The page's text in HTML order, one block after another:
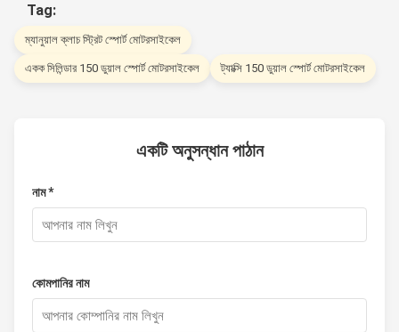
Tag:
ম্যানুয়াল ক্লাচ স্ট্রিট স্পোর্ট মোটরসাইকেল
একক সিলিন্ডার 150 ডুয়াল স্পোর্ট মোটরসাইকেল ট্যাক্সি 150 ডুয়াল স্পোর্ট মোটরসাইকেল
একটি অনুসন্ধান পাঠান
নাম *
কোমপানির নাম